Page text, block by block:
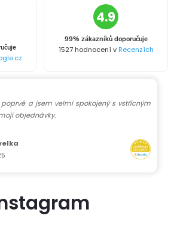
4.9
99% zákazníků doporučuje
1527 hodnocení vRecenzích
a jsem velmi spokojený s vstřícným
objednávky.